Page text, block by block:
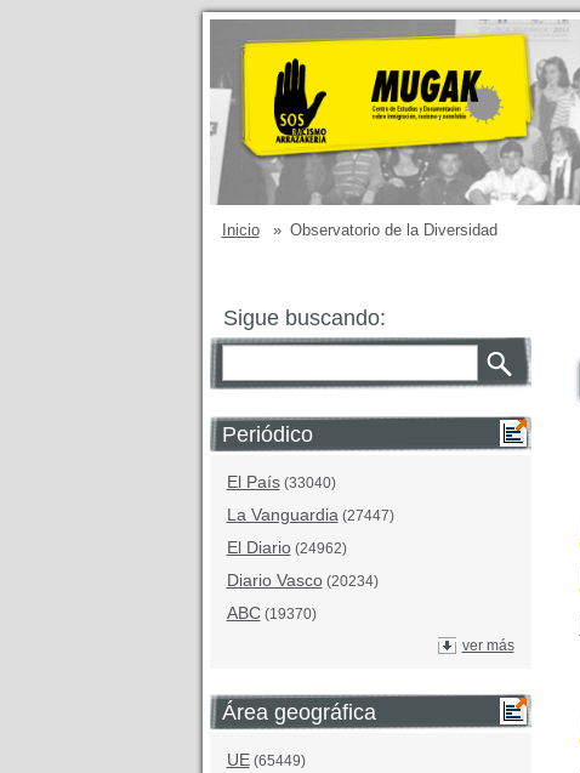
Inicio » Observatorio de la Diversidad
Sigue buscando:
Periódico
El País(33040)
La Vanguardia(27447)
El Diario(24962)
Diario Vasco(20234)
ABC(19370)
ver más
Área geográfica
UE(65449)